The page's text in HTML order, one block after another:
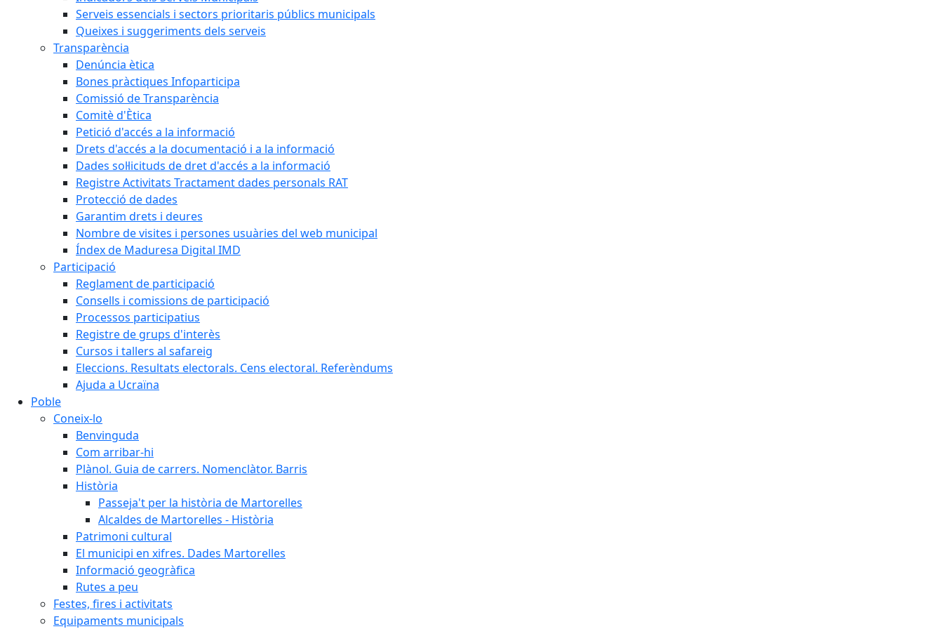
Serveis essencials i sectors prioritaris públics municipals
Queixes i suggeriments dels serveis
Transparència
Denúncia ètica
Bones pràctiques Infoparticipa
Comissió de Transparència
Comitè d'Ètica
Petició d'accés a la informació
Drets d'accés a la documentació i a la informació
Dades sol·licituds de dret d'accés a la informació
Registre Activitats Tractament dades personals RAT
Protecció de dades
Garantim drets i deures
Nombre de visites i persones usuàries del web municipal
Índex de Maduresa Digital IMD
Participació
Reglament de participació
Consells i comissions de participació
Processos participatius
Registre de grups d'interès
Cursos i tallers al safareig
Eleccions. Resultats electorals. Cens electoral. Referèndums
Ajuda a Ucraïna
Poble
Coneix-lo
Benvinguda
Com arribar-hi
Plànol. Guia de carrers. Nomenclàtor. Barris
Història
Passeja't per la història de Martorelles
Alcaldes de Martorelles - Història
Patrimoni cultural
El municipi en xifres. Dades Martorelles
Informació geogràfica
Rutes a peu
Festes, fires i activitats
Equipaments municipals